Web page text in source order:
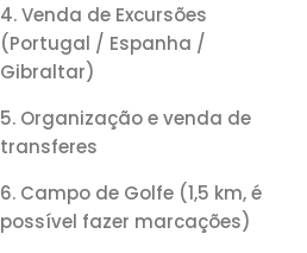
Venda de Excursões
(Portugal / Espanha /
Gibraltar)
Organização e venda de
transferes
Campo de Golfe (1,5 km, é
possível fazer marcações)